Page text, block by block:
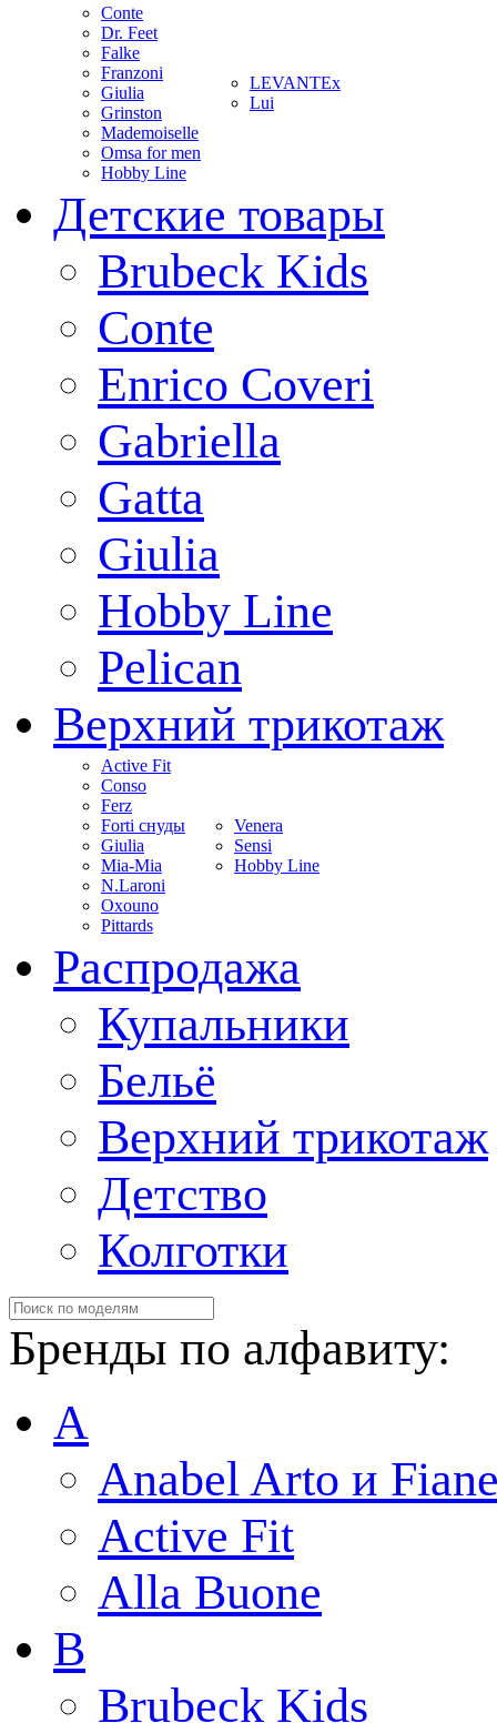
Conte
Dr. Feet
Falke
Franzoni
Giulia
Grinston
Mademoiselle
Omsa for men
Hobby Line
LEVANTEx
Lui
Детские товары
Brubeck Kids
Conte
Enrico Coveri
Gabriella
Gatta
Giulia
Hobby Line
Pelican
Верхний трикотаж
Active Fit
Conso
Ferz
Forti снуды
Giulia
Mia-Mia
N.Laroni
Oxouno
Pittards
Venera
Sensi
Hobby Line
Распродажа
Купальники
Бельё
Верхний трикотаж
Детство
Колготки
Бренды по алфавиту:
A
Anabel Arto и
Active Fit
Alla Buone
B
Brubeck Kids